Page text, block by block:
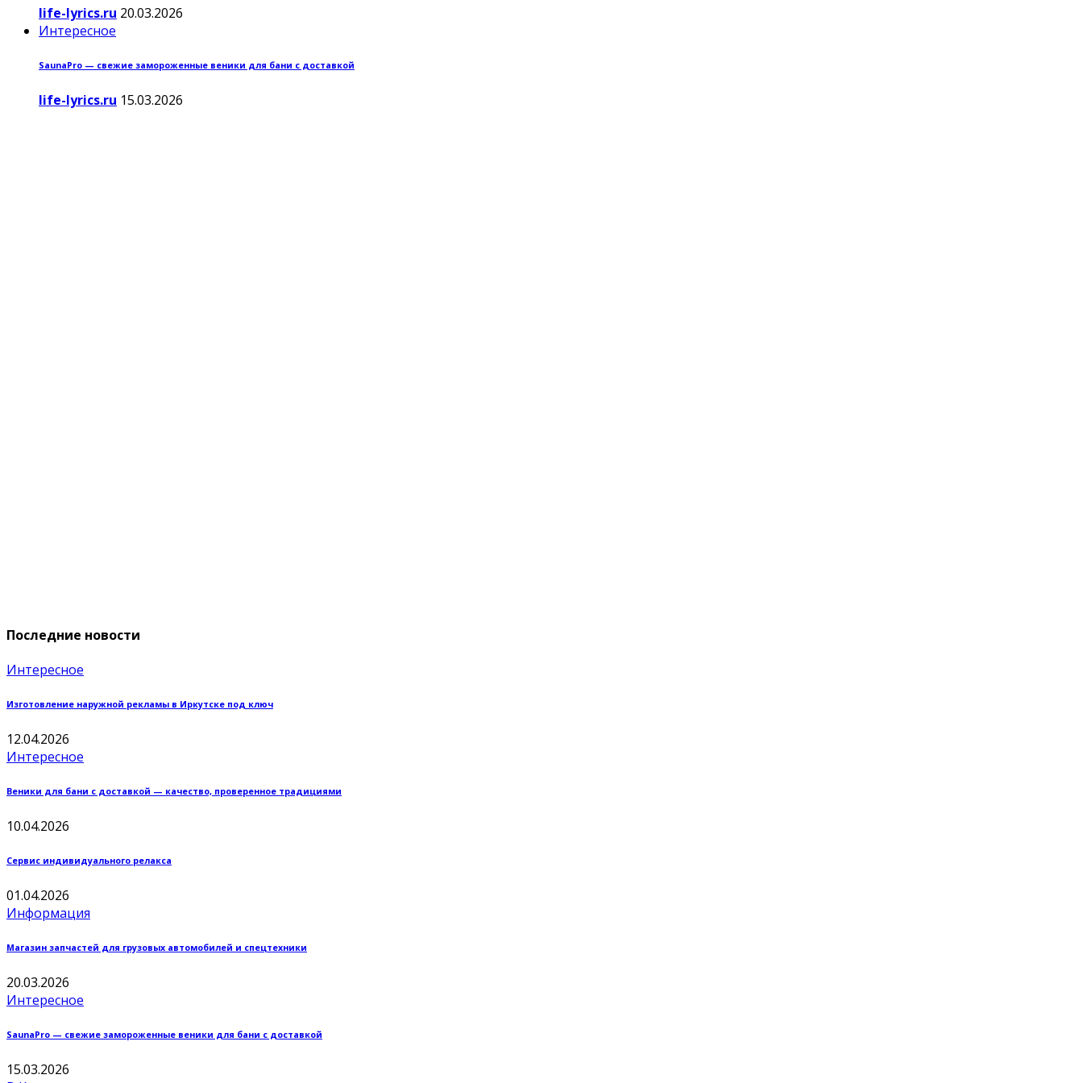
life-lyrics.ru 20.03.2026
Интересное
SaunaPro — свежие замороженные веники для бани с доставкой
life-lyrics.ru 15.03.2026
Последние новости
Интересное
Изготовление наружной рекламы в Иркутске под ключ
12.04.2026
Интересное
Веники для бани с доставкой — качество, проверенное традициями
10.04.2026
Сервис индивидуального релакса
01.04.2026
Информация
Магазин запчастей для грузовых автомобилей и спецтехники
20.03.2026
Интересное
SaunaPro — свежие замороженные веники для бани с доставкой
15.03.2026